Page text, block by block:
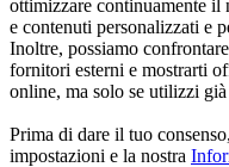
ottimizzare continuamente il
e contenuti personalizzati e
Inoltre, possiamo
fornitori esterni e mostrarti
online, ma solo se utilizzi
Prima di dare il tuo
impostazioni e la nostra